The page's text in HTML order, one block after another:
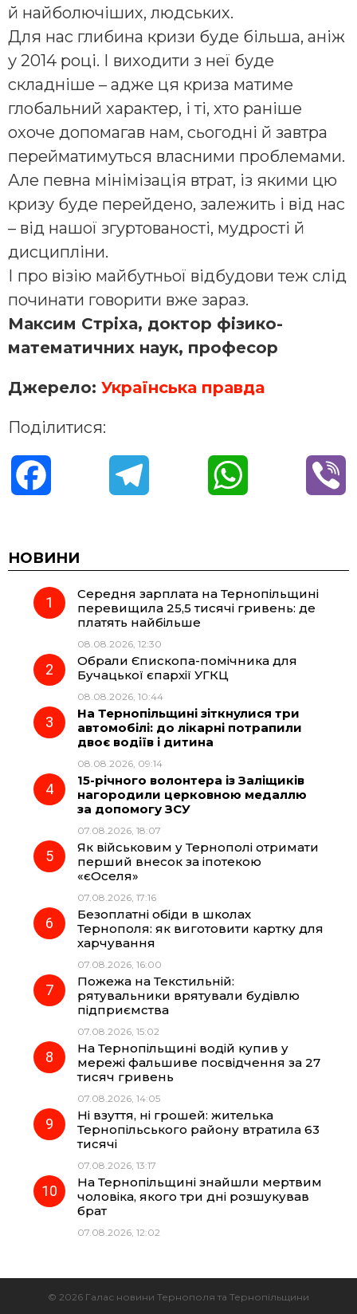
й найболючіших, людських.
Для нас глибина кризи буде більша, аніж
у 2014 році. І виходити з неї буде
складніше – адже ця криза матиме
глобальний характер, і ті, хто раніше
охоче допомагав нам, сьогодні й завтра
перейматимуться власними проблемами.
Але певна мінімізація втрат, із якими цю
кризу буде перейдено, залежить і від нас
– від нашої згуртованості, мудрості й
дисципліни.
І про візію майбутньої відбудови теж слід
починати говорити вже зараз.
Максим Стріха, доктор фізико-
математичних наук, професор
Джерело: Українська правда
Поділитися:
c
e
o
o
e
r
a
t
p
НОВИНИ
Середня зарплата на Тернопільщині
перевищила 25,5 тисячі гривень: де
платять найбільше
08.08.2026, 12:30
Обрали Єпископа-помічника для
Бучацької єпархії УГКЦ
08.08.2026, 10:44
На Тернопільщині зіткнулися три
автомобілі: до лікарні потрапили
двоє водіїв і дитина
08.08.2026, 09:14
15-річного волонтера із Заліщиків
нагородили церковною медаллю
за допомогу ЗСУ
07.08.2026, 18:07
Як військовим у Тернополі отримати
перший внесок за іпотекою
«єОселя»
07.08.2026, 17:16
Безоплатні обіди в школах
Тернополя: як виготовити картку для
харчування
07.08.2026, 16:00
Пожежа на Текстильній:
рятувальники врятували будівлю
підприємства
07.08.2026, 15:02
На Тернопільщині водій купив у
мережі фальшиве посвідчення за 27
тисяч гривень
07.08.2026, 14:05
Ні взуття, ні грошей: жителька
Тернопільського району втратила 63
тисячі
07.08.2026, 13:17
На Тернопільщині знайшли мертвим
чоловіка, якого три дні розшукував
брат
07.08.2026, 12:02
© 2026 Галас новини Тернополя та Тернопільщини